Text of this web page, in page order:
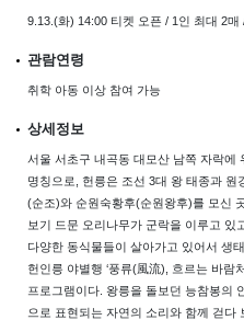
9.13.(화) 14:00 티켓 오픈 / 1인 최대 2매
관람연령
취학 아동 이상 참여 가능
상세정보
서울 서초구 내곡동 대모산 남쪽 자락에
명칭으로, 헌릉은 조선 3대 왕 태종과
(순조)와 순원숙황후(순원왕후)를 모신
보기 드문 오리나무가 군락을 이루고 있
다양한 동식물들이 살아가고 있어서 생
헌인릉 야별행 ‘풍류(風流), 흐르는 바람
프로그램이다. 왕릉을 돌보던 능참봉의
으로 표현되는 자연의 소리와 함께 걷다